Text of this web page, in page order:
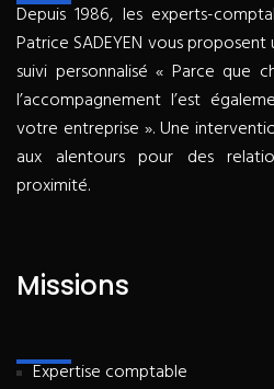
Depuis 1986, les experts-
Patrice SADEYEN vous
suivi personnalisé « Parce que
l’accompagnement l’est
votre entreprise ». Une
aux alentours pour des
proximité.
Missions
Expertise comptable